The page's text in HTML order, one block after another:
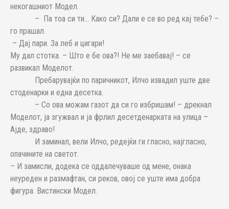
некогашниот Модел.
– Па тоа си ти… Како си? Дали е се во ред кај тебе? –
го прашал.
– Дај пари. За леб и цигари!
Му дал стотка. – Што е бе ова?! Не ме заебавај! – се
развикал Моделот.
Пребарувајќи по паричникот, Илчо извадил уште две
стоденарки и една десетка.
– Со ова можам газот да си го избришам! – дрекнал
Моделот, ја згужвал и ја фрлил десетдeнарката на улица –
Ајде, здраво!
И заминал, вели Илчо, редејќи ги гласно, најгласно,
опачините на светот.
– И замисли, додека се оддалечуваше од мене, онака
неуреден и размафтан, си реков, овој се уште има добра
фигура. Вистински Модел.